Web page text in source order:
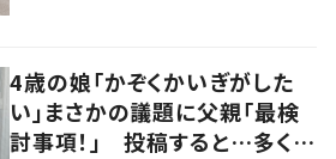
4歳の娘「かぞくかいぎがした
い」まさかの議題に父親「最検
討事項！」 投稿すると…多くの